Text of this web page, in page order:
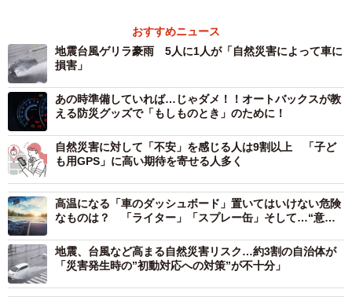
おすすめニュース
地震台風ゲリラ豪雨 5人に1人が「自然災害によって車に
損害」
あの時準備していれば…じゃダメ！！オートバックスが教
える防災グッズで「もしものとき」のために！
自然災害に対して「不安」を感じる人は9割以上 「子ど
も用GPS」に高い期待を寄せる人多く
高温になる「車のダッシュボード」置いてはいけない危険
なものは？ 「ライター」「スプレー缶」そして…“意外
地震、台風など高まる自然災害リスク…約3割の自治体が
「災害発生時の”初動対応への対策”が不十分」